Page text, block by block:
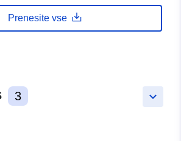
Prenesite vse
keyboard_arrow_down
3